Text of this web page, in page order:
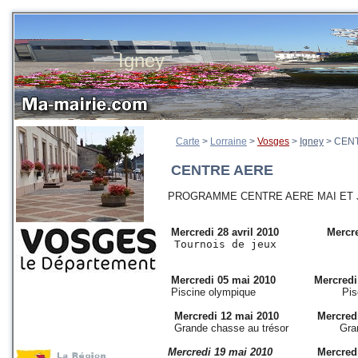
Igney
Carte > Lorraine > Vosges > Igney >
CENTRE AERE
PROGRAMME CENTRE AERE MAI ET
Mercredi 28 avril 2010
Tournois de jeux
Mercredi 05 mai 2010 Mercredi
Piscine olympique Piscine
Mercredi 12 mai 2010 Mercredi
Grande chasse au trésor Grand
Mercredi 19 mai 2010